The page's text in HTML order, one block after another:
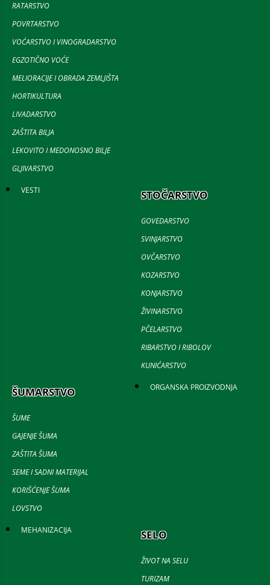
RATARSTVO
POVRTARSTVO
VOĆARSTVO I VINOGRADARSTVO
EGZOTIČNO VOĆE
MELIORACIJE I OBRADA ZEMLJIŠTA
HORTIKULTURA
LIVADARSTVO
ZAŠTITA BILJA
LEKOVITO I MEDONOSNO BILJE
GLJIVARSTVO
VESTI STOČARSTVO
GOVEDARSTVO
SVINJARSTVO
OVČARSTVO
KOZARSTVO
KONJARSTVO
ŽIVINARSTVO
PČELARSTVO
RIBARSTVO I RIBOLOV
KUNIĆARSTVO
ŠUMARSTVO
ŠUME
GAJENJE ŠUMA
ZAŠTITA ŠUMA
SEME I SADNI MATERIJAL
KORIŠĆENJE ŠUMA
LOVSTVO
ORGANSKA PROIZVODNJA
MEHANIZACIJA SELO
ŽIVOT NA SELU
TURIZAM